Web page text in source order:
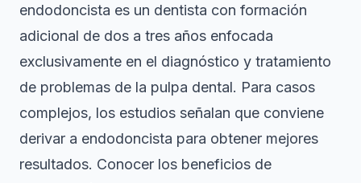
endodoncista es un dentista con formación
adicional de dos a tres años enfocada
exclusivamente en el diagnóstico y tratamiento
de problemas de la pulpa dental. Para casos
complejos, los estudios señalan que conviene
derivar a endodoncista para obtener mejores
resultados. Conocer los beneficios de